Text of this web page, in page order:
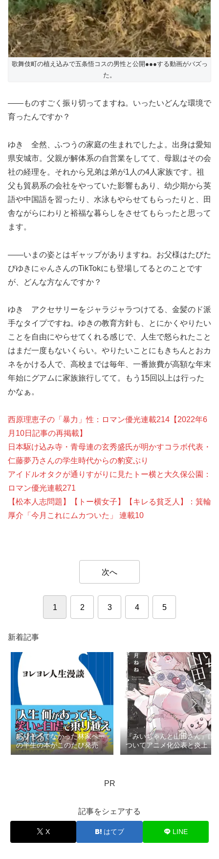
歌舞伎町の植え込みで五条悟コスの男性と公開●●●する動画がバズっ
た。
――ものすごく振り切ってますね。いったいどんな環境で
育ったんですか？
ゆき 全然、ふつうの家庭の生まれでしたよ。出身は愛知
県安城市。父親が解体系の自営業をしてて、母親はその会
社の経理を。それから兄弟は弟が1人の4人家族です。祖
父も貿易系の会社をやっていた影響もあり、幼少期から英
語や中国語を習ったり、水泳もやらせてもらったりと、田
舎ながらにわりと裕福な暮らしをさせてもらったと思って
ます。
――いまの姿とはギャップがありますね。お父様はたびた
びゆきにゃんさんのTikTokにも登場してるとのことです
が、どんな方なんですか？
ゆき アクセサリーをジャラジャラつけてる、金髪のド派
手なタイプですね。ゆきの教育方針も、とにかくやりたい
ことを自由にやらせてくれる感じで、人生で怒られたこと
はまだ一度もないくらい。やりたいことにもきちんとおカ
ネをかける人で、高校までは毎年、一番旅費が高額な年末
年始にグアムに家族旅行してて。もう15回以上は行った
かなぁ。
西原理恵子の「暴力」性：ロマン優光連載214【2022年6
月10日記事の再掲載】
日本駆け込み寺・青母連の玄秀盛氏が明かすコラボ代表・
仁藤夢乃さんの学生時代からの豹変ぶり
アイドルオタクが通りすがりに見たトー横と大久保公園：
ロマン優光連載271
【松本人志問題】【トー横女子】【キレる貧乏人】：箕輪
厚介「今月これにムカついた」 連載10
次へ
1 2 3 4 5
新着記事
ありそうでなかった林家ペー
の半生の本がこのたび発売
『みいちゃんと山田さん』に
ついてアニメ化公表と炎上で
思うこと：ロマン優光連載
PR
記事をシェアする
X はてブ LINE